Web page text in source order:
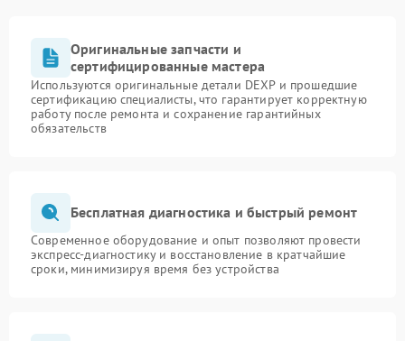
Оригинальные запчасти и
сертифицированные мастера
Используются оригинальные детали DEXP и прошедшие
сертификацию специалисты, что гарантирует корректную
работу после ремонта и сохранение гарантийных
обязательств
Бесплатная диагностика и быстрый ремонт
Современное оборудование и опыт позволяют провести
экспресс-диагностику и восстановление в кратчайшие
сроки, минимизируя время без устройства